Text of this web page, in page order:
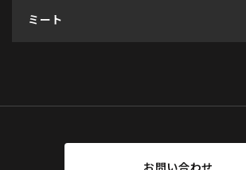
ミート